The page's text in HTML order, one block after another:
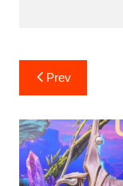
Post
navigation
Prev